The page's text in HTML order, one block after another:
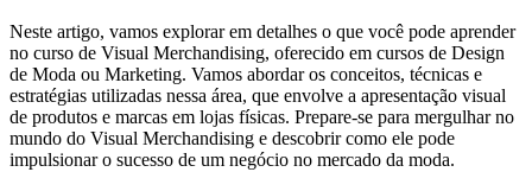
Neste artigo, vamos explorar em detalhes o que você pode aprender
no curso de Visual Merchandising, oferecido em cursos de Design
de Moda ou Marketing. Vamos abordar os conceitos, técnicas e
estratégias utilizadas nessa área, que envolve a apresentação visual
de produtos e marcas em lojas físicas. Prepare-se para mergulhar no
mundo do Visual Merchandising e descobrir como ele pode
impulsionar o sucesso de um negócio no mercado da moda.